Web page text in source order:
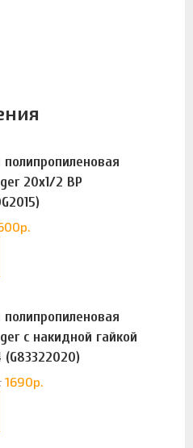
20х1/2 ВР
р.
с накидной гайкой
1690р.